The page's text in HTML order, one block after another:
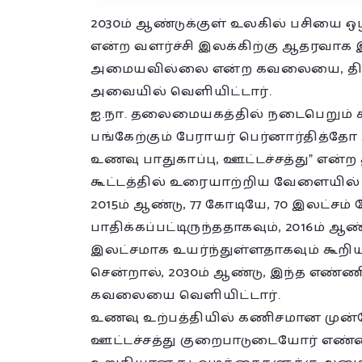
2030ம் ஆண்டுக்குள் உலகில் பசியை
என்ற வளர்ச்சி இலக்கிற்கு
அமையவில்லை என்ற கவலையை,
அவையில் வெளியிட்டார்.
ஐ.நா. தலைமையகத்தில் நடைபெறும்
பங்கேற்கும் பேராயர்
உணவு பாதுகாப்பு, ஊட்டச்சத்து”
கூட்டத்தில் உரையாற்றிய வேளையில்
2015ம் ஆண்டு, 77 கோடியே, 70
பாதிக்கப்பட்டிருந்ததாகவும்,
இலட்சமாக உயர்ந்துள்ளதாகவும்
சென்றால், 2030ம் ஆண்டு, இந்த
கவலையை வெளியிட்டார்.
உணவு உற்பத்தியில் கணிசமான
ஊட்டச்சத்து குறைபாடுடையோர்